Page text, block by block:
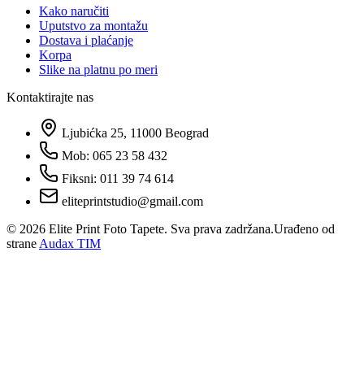
Kako naručiti
Uputstvo za montažu
Dostava i plaćanje
Korpa
Slike na platnu po meri
Kontaktirajte nas
Ljubićka 25, 11000 Beograd
Mob: 065 23 58 432
Fiksni: 011 39 74 614
eliteprintstudio@gmail.com
© 2026 Elite Print Foto Tapete. Sva prava zadržana.Urađeno od
strane Audax TIM